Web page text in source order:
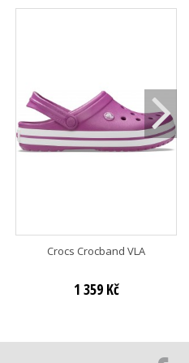
Crocs Crocband VLA
1 359 Kč